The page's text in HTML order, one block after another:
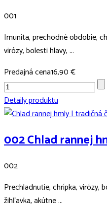
001
Imunita, prechodné obdobie,
virózy, bolesti hlavy, ...
Predajná cena16,90 €
Detaily produktu
002 Chlad rannej
002
Prechladnutie, chrípka, virózy,
žihľavka, akútne ...